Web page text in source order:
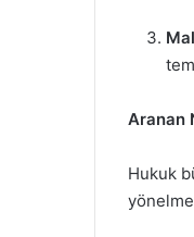
Aranan
Hukuk